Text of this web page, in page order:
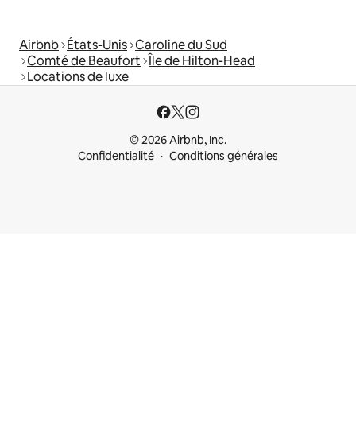
Airbnb États-Unis Caroline du Sud
Comté de Beaufort Île de Hilton-Head
Locations de luxe
© 2026 Airbnb, Inc.
Confidentialité
Conditions générales